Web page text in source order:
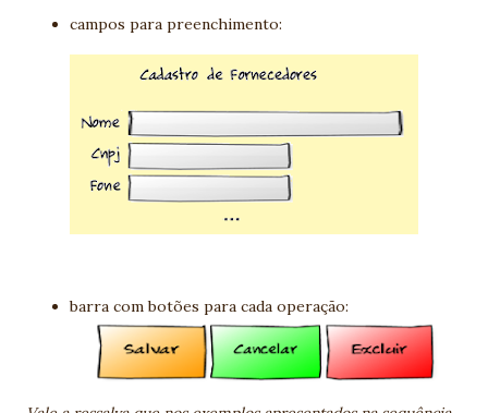
campos para preenchimento:
barra com botões para cada operação: